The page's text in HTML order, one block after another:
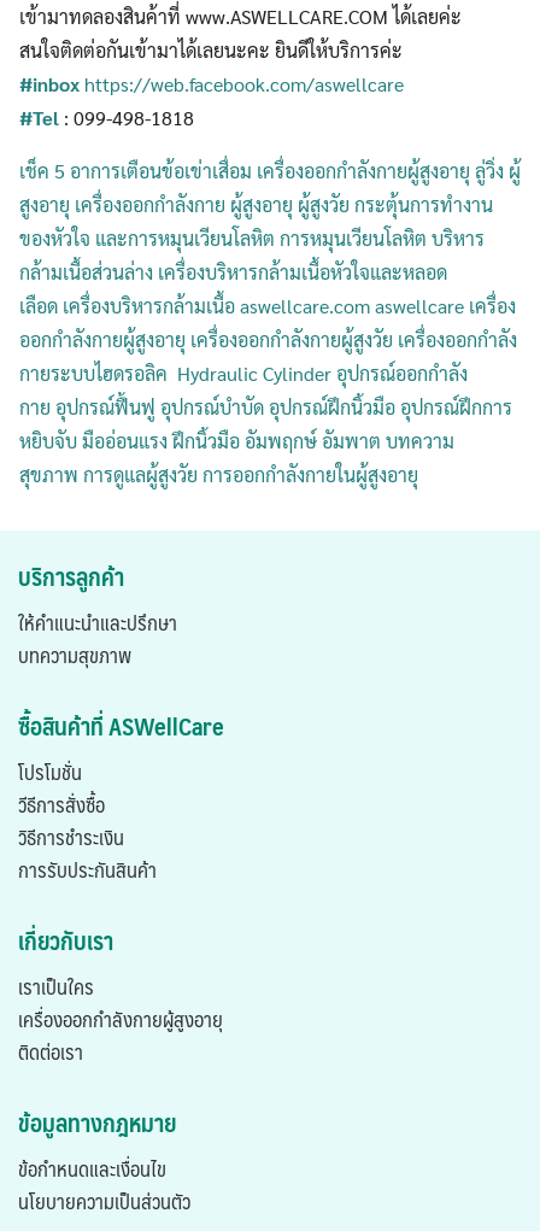
เข้ามาทดลองสินค้าที่ www.ASWELLCARE.COM ได้เลยค่ะ
สนใจติดต่อกันเข้ามาได้เลยนะคะ ยินดีให้บริการค่ะ
#inbox https://web.facebook.com/aswellcare
#Tel : 099-498-1818
เช็ค 5 อาการเตือนข้อเข่าเสื่อม เครื่องออกกำลังกายผู้สูงอายุ ลู่วิ่ง ผู้
สูงอายุ เครื่องออกกำลังกาย ผู้สูงอายุ ผู้สูงวัย กระตุ้นการทำงาน
ของหัวใจ และการหมุนเวียนโลหิต การหมุนเวียนโลหิต บริหาร
กล้ามเนื้อส่วนล่าง เครื่องบริหารกล้ามเนื้อหัวใจและหลอด
เลือด เครื่องบริหารกล้ามเนื้อaswellcare.com aswellcare เครื่อง
ออกกำลังกายผู้สูงอายุ เครื่องออกกำลังกายผู้สูงวัย เครื่องออกกำลัง
กายระบบไฮดรอลิค Hydraulic Cylinder อุปกรณ์ออกกำลัง
กาย อุปกรณ์ฟื้นฟู อุปกรณ์บำบัดอุปกรณ์ฝึกนิ้วมืออุปกรณ์ฝึกการ
หยิบจับมืออ่อนแรงฝึกนิ้วมืออัมพฤกษ์อัมพาต บทความ
สุขภาพ การดูแลผู้สูงวัย การออกกำลังกายในผู้สูงอายุ
บริการลูกค้า
ให้คำแนะนำและปรึกษา
บทความสุขภาพ
ซื้อสินค้าที่ ASWellCare
โปรโมชั่น
วีธีการสั่งซื้อ
วิธีการชำระเงิน
การรับประกันสินค้า
เกี่ยวกับเรา
เราเป็นใคร
เครื่องออกกำลังกายผู้สูงอายุ
ติดต่อเรา
ข้อมูลทางกฎหมาย
ข้อกำหนดและเงื่อนไข
นโยบายความเป็นส่วนตัว